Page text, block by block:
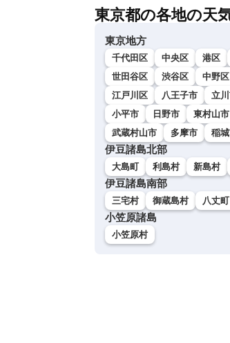
東京都の各地の天
東京地方
千代田区 中央区 港区
世田谷区
渋谷区 中野区
江戸川区
八王子市 立
小平市
日野市 東村山市
武蔵村山市
多摩市 稲
伊豆諸島北部
大島町 利島村 新島村
伊豆諸島南部
三宅村 御蔵島村 八丈町
小笠原諸島
小笠原村